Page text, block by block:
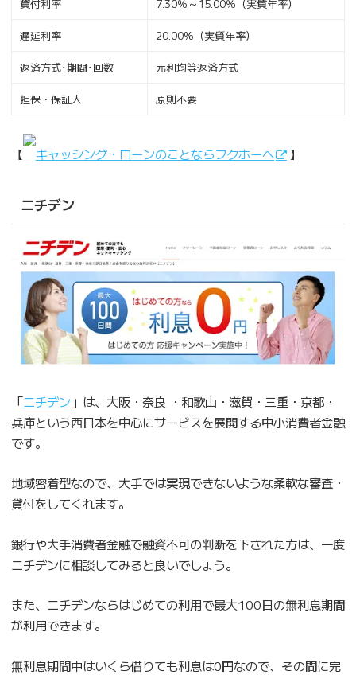
貸付利率 7.30％～15.00％（実質年率）
遅延利率 20.00%（実質年率）
返済方式･期間･回数 元利均等返済方式
担保・保証人 原則不要
【 キャッシング・ローンのことならフクホーへ 】
ニチデン
「ニチデン 」は、大阪・奈良 ・和歌山・滋賀・三重・京都・
兵庫という西日本を中心にサービスを展開する中小消費者金融
です。
地域密着型なので、大手では実現できないような柔軟な審査・
貸付をしてくれます。
銀行や大手消費者金融で融資不可の判断を下された方は、一度
ニチデンに相談してみると良いでしょう。
また、ニチデンならはじめての利用で最大100日の無利息期間
が利用できます。
無利息期間中はいくら借りても利息は0円なので、その間に完